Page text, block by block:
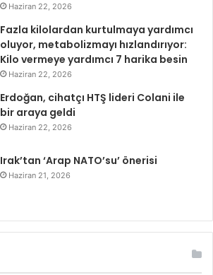
Haziran 22, 2026
Fazla kilolardan kurtulmaya yardımcı
oluyor, metabolizmayı hızlandırıyor:
Kilo vermeye yardımcı 7 harika besin
Haziran 22, 2026
Erdoğan, cihatçı HTŞ lideri Colani ile
bir araya geldi
Haziran 22, 2026
Irak’tan ‘Arap NATO’su’ önerisi
Haziran 21, 2026